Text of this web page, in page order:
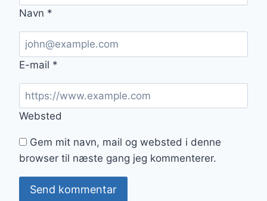
Navn *
E-mail *
Websted
Gem mit navn, mail og websted i denne
browser til næste gang jeg kommenterer.